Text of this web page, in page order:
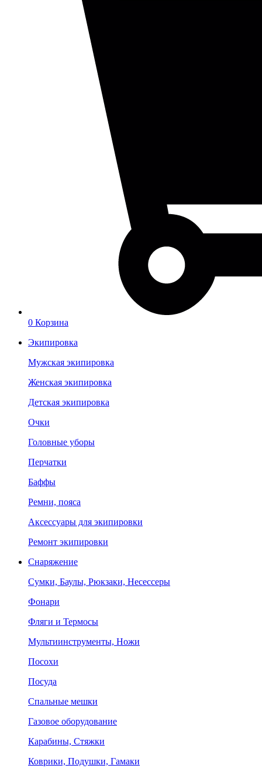
0 Корзина
Экипировка
Мужская экипировка
Женская экипировка
Детская экипировка
Очки
Головные уборы
Перчатки
Баффы
Ремни, пояса
Аксессуары для экипировки
Ремонт экипировки
Снаряжение
Сумки, Баулы, Рюкзаки, Несессеры
Фонари
Фляги и Термосы
Мультиинструменты, Ножи
Посохи
Посуда
Спальные мешки
Газовое оборудование
Карабины, Стяжки
Коврики, Подушки, Гамаки